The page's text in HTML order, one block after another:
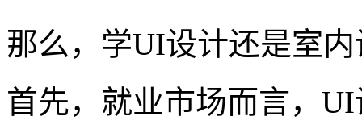
那么，学UI设计还是室
首先，就业市场而言，